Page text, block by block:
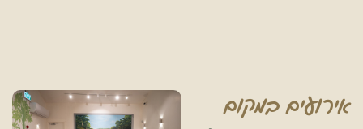
אירועים במקום